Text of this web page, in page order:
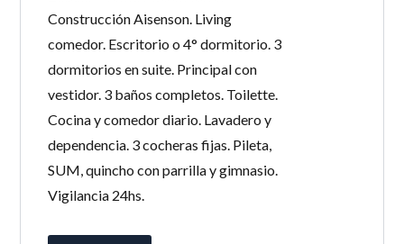
Construcción Aisenson. Living
comedor. Escritorio o 4° dormitorio. 3
dormitorios en suite. Principal con
vestidor. 3 baños completos. Toilette.
Cocina y comedor diario. Lavadero y
dependencia. 3 cocheras fijas. Pileta,
SUM, quincho con parrilla y gimnasio.
Vigilancia 24hs.